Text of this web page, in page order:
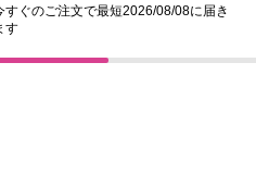
すぐのご注文で最短2026/08/08に届き
す